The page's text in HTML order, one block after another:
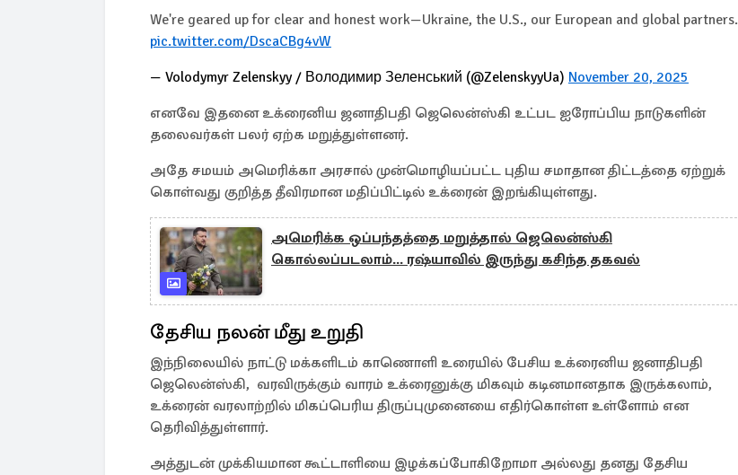
We're geared up for clear and honest work—Ukraine, the U.S., our European and global partners.
pic.twitter.com/DscaCBg4vW
— Volodymyr Zelenskyy / Володимир Зеленський (@ZelenskyyUa) November 20, 2025
எனவே இதனை உக்ரைனிய ஜனாதிபதி ஜெலென்ஸ்கி உட்பட ஐரோப்பிய நாடுகளின்
தலைவர்கள் பலர் ஏற்க மறுத்துள்ளனர்.
அதே சமயம் அமெரிக்கா அரசால் முன்மொழியப்பட்ட புதிய சமாதான திட்டத்தை ஏற்றுக்
கொள்வது குறித்த தீவிரமான மதிப்பிட்டில் உக்ரைன் இறங்கியுள்ளது.
அமெரிக்க ஒப்பந்தத்தை மறுத்தால் ஜெலென்ஸ்கி
கொல்லப்படலாம்... ரஷ்யாவில் இருந்து கசிந்த தகவல்
தேசிய நலன் மீது உறுதி
இந்நிலையில் நாட்டு மக்களிடம் காணொளி உரையில் பேசிய உக்ரைனிய ஜனாதிபதி
ஜெலென்ஸ்கி, வரவிருக்கும் வாரம் உக்ரைனுக்கு மிகவும் கடினமானதாக இருக்கலாம்,
உக்ரைன் வரலாற்றில் மிகப்பெரிய திருப்புமுனையை எதிர்கொள்ள உள்ளோம் என
தெரிவித்துள்ளார்.
அத்துடன் முக்கியமான கூட்டாளியை இழக்கப்போகிறோமா அல்லது தனது தேசிய